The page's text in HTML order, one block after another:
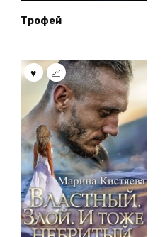
Трофей